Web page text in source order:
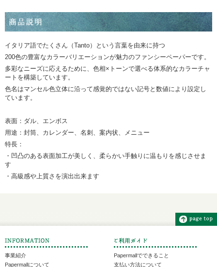
イタリア語でたくさん（Tanto）という言葉を由来に持つ
200色の豊富なカラーバリエーションが魅力のファンシーペーパーです。
多彩なニーズに応えるために、色相×トーンで選べる体系的なカラーチャ
ートを構築しています。
色名はマンセル色立体に沿って感覚的ではない記号と数値により設定し
ています。
表面：ダル、エンボス
用途：封筒、カレンダー、名刺、案内状、メニュー
特長：
・凹凸のある表面加工が美しく、柔らかい手触りに温もりを感じさせま
す
・高級感や上質さを演出出来ます
事業紹介
Papermallについて
Papermallでできること
支払い方法について